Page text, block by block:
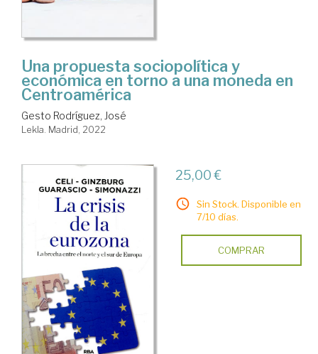
Una propuesta sociopolítica y
económica en torno a una moneda en
Centroamérica
Gesto Rodríguez, José
Lekla. Madrid, 2022
25,00 €
Sin Stock. Disponible en
7/10 días.
COMPRAR